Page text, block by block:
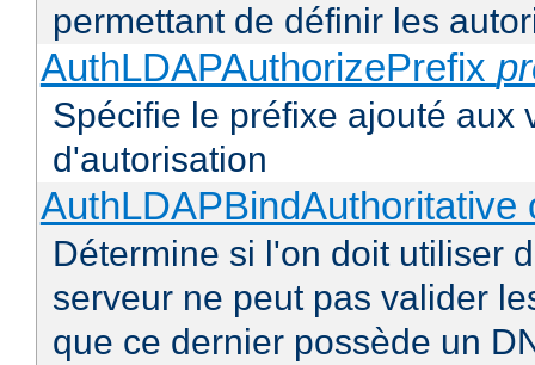
permettant de définir les
AuthLDAPAuthorizePrefix
Spécifie le préfixe ajouté aux
d'autorisation
AuthLDAPBindAuthoritative
Détermine si l'on doit utiliser
serveur ne peut pas valider
que ce dernier possède un